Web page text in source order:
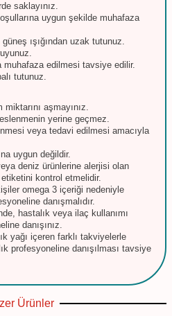
saklayınız.
uygun şekilde muhafaza
ışığından uzak tutunuz.
muhafaza edilmesi tavsiye edilir.
tutunuz.
aşmayınız.
yerine geçmez.
veya tedavi edilmesi amacıyla
uygun değildir.
deniz ürünlerine alerjisi olan
kontrol etmelidir.
omega 3 içeriği nedeniyle
danışmalıdır.
hastalık veya ilaç kullanımı
danışınız.
yağı içeren farklı takviyelerle
profesyoneline danışılması tavsiye
Ürünler